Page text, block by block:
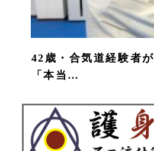
42歳・合気道経験者
「本当…